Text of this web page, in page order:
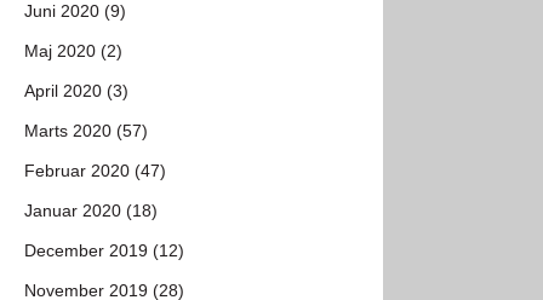
Juni 2020 (9)
Maj 2020 (2)
April 2020 (3)
Marts 2020 (57)
Februar 2020 (47)
Januar 2020 (18)
December 2019 (12)
November 2019 (28)